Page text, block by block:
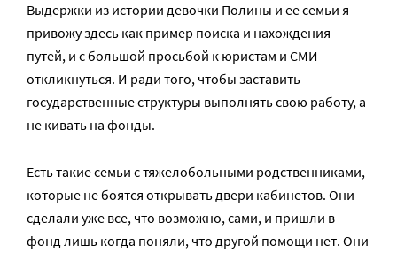
Выдержки из истории девочки Полины и ее семьи я
привожу здесь как пример поиска и нахождения
путей, и с большой просьбой к юристам и СМИ
откликнуться. И ради того, чтобы заставить
государственные структуры выполнять свою работу, а
не кивать на фонды.
Есть такие семьи с тяжелобольными родственниками,
которые не боятся открывать двери кабинетов. Они
сделали уже все, что возможно, сами, и пришли в
фонд лишь когда поняли, что другой помощи нет. Они